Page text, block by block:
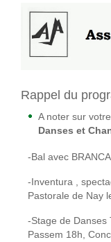
Rappel du
A noter sur
Danses et
-Bal avec
-Inventura ,
Pastorale de Nay
-Stage de Danses
Passem 18h,